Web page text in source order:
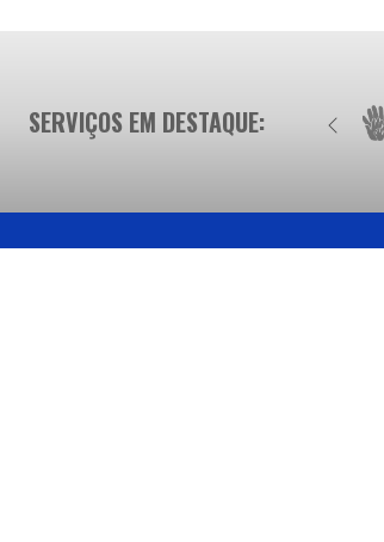
SERVIÇOS EM DESTAQUE: